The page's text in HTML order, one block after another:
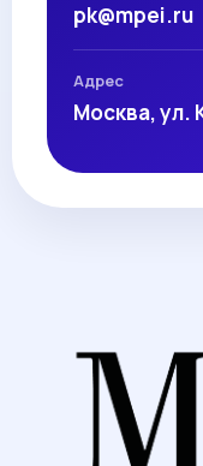
pk@mpei.ru
Адрес
Москва, ул.